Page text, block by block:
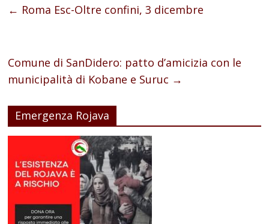
← Roma Esc-Oltre confini, 3 dicembre
Comune di SanDidero: patto d’amicizia con le
municipalità di Kobane e Suruc →
Emergenza Rojava